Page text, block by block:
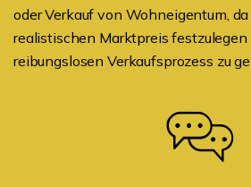
oder Verkauf von Wohneigentum,
realistischen Marktpreis festzulegen
reibungslosen Verkaufsprozess zu